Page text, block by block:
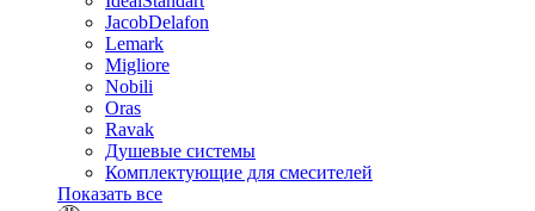
JacobDelafon
Lemark
Migliore
Nobili
Oras
Ravak
Душевые системы
Комплектующие для смесителей
Показать все